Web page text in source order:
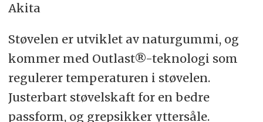
Akita
Støvelen er utviklet av naturgummi, og
kommer med Outlast®-teknologi som
regulerer temperaturen i støvelen.
Justerbart støvelskaft for en bedre
passform, og grepsikker yttersåle.